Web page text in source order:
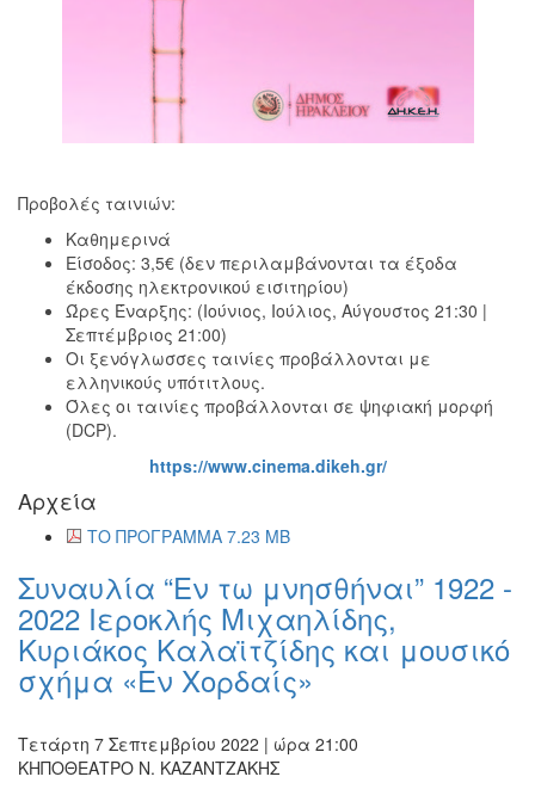
Εκθέσεις
Εκδηλώσεις
Άλλες
ΠΟΛΙΤΙΣΜΟΣ
ΑΝΘΕΚΤΙΚΗ
ΠΟΛΗ
Προβολές ταινιών:
Καθημερινά
Είσοδος: 3,5€ (δεν περιλαμβάνονται τα έξοδα
έκδοσης ηλεκτρονικού εισιτηρίου)
Ώρες Έναρξης: (Ιούνιος, Ιούλιος, Αύγουστος 21:30 |
Σεπτέμβριος 21:00)
Οι ξενόγλωσσες ταινίες προβάλλονται με
ελληνικούς υπότιτλους.
Όλες οι ταινίες προβάλλονται σε ψηφιακή μορφή
(DCP).
https://www.cinema.dikeh.gr/
Αρχεία
ΤΟ ΠΡΟΓΡΑΜΜΑ 7.23 MB
Συναυλία “Εν τω μνησθήναι” 1922 -
2022 Ιεροκλής Μιχαηλίδης,
Κυριάκος Καλαϊτζίδης και μουσικό
σχήμα «Εν Χορδαίς»
Τετάρτη 7 Σεπτεμβρίου 2022 | ώρα 21:00
ΚΗΠΟΘΕΑΤΡΟ Ν. ΚΑΖΑΝΤΖΑΚΗΣ